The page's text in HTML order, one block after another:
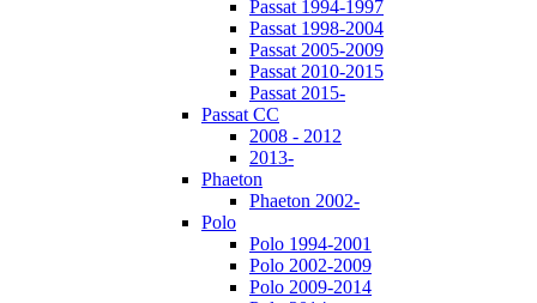
Passat 1994-1997
Passat 1998-2004
Passat 2005-2009
Passat 2010-2015
Passat 2015-
Passat CC
2008 - 2012
2013-
Phaeton
Phaeton 2002-
Polo
Polo 1994-2001
Polo 2002-2009
Polo 2009-2014